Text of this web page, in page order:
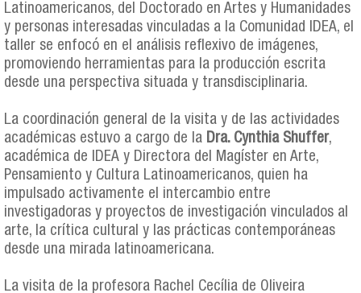
Latinoamericanos, del Doctorado en Artes y Humanidades
y personas interesadas vinculadas a la Comunidad IDEA, el
taller se enfocó en el análisis reflexivo de imágenes,
promoviendo herramientas para la producción escrita
desde una perspectiva situada y transdisciplinaria.
La coordinación general de la visita y de las actividades
académicas estuvo a cargo de la Dra. Cynthia Shuffer,
académica de IDEA y Directora del Magíster en Arte,
Pensamiento y Cultura Latinoamericanos, quien ha
impulsado activamente el intercambio entre
investigadoras y proyectos de investigación vinculados al
arte, la crítica cultural y las prácticas contemporáneas
desde una mirada latinoamericana.
La visita de la profesora Rachel Cecília de Oliveira